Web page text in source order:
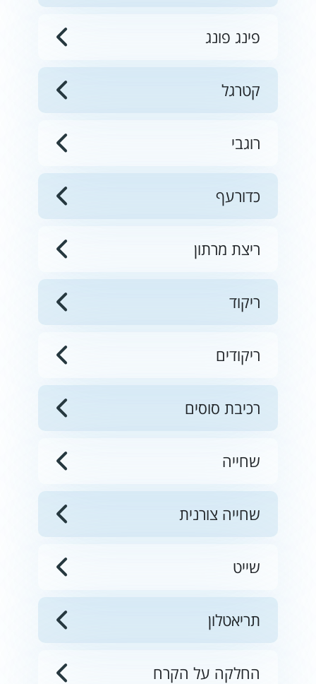
פינג פונג
קטרגל
רוגבי
כדורעף
ריצת מרתון
ריקוד
ריקודים
רכיבת סוסים
שחייה
שחייה צורנית
שייט
תריאטלון
החלקה על הקרח